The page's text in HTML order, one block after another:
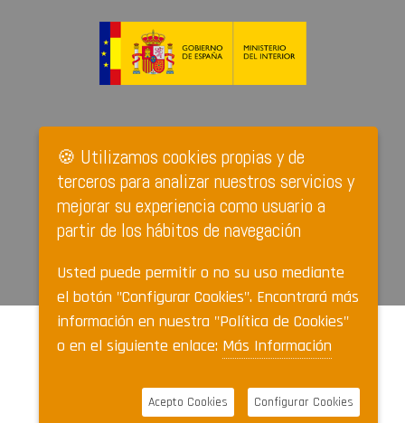
🍪 Utilizamos cookies propias y de
terceros para analizar nuestros servicios y
mejorar su experiencia como usuario a
partir de los hábitos de navegación
Usted puede permitir o no su uso mediante
el botón "Configurar Cookies". Encontrará más
información en nuestra "Política de Cookies"
o en el siguiente enlace: Más Información
Acepto Cookies Configurar Cookies